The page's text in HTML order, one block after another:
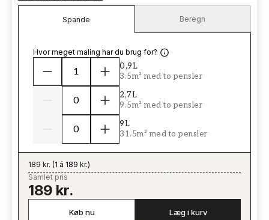
Spande Beregn
Hvor meget maling har du brug for?
0,9L
3.5m² med to pensler
2,7L
9.5m² med to pensler
9L
31.5m² med to pensler
189 kr. (1 á 189 kr.)
Samlet pris
189 kr.
Køb nu Læg i kurv